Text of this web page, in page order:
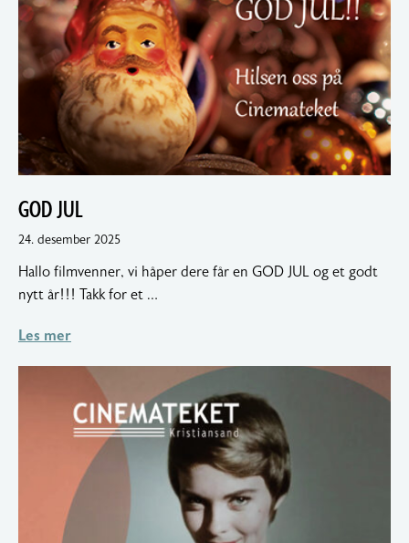
GOD JUL
24. desember 202518.
2026
Hallo filmvenner, vi håper dere får en GOD JUL og et godt
nytt år!!! Takk for et …
Les mer